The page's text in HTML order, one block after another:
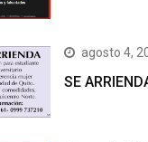
agosto 4,
SE